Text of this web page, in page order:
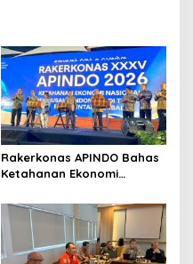
Rakerkonas APINDO Bahas
Ketahanan Ekonomi
Soroti Pentingnya
Kolaborasi Lintas Sektor